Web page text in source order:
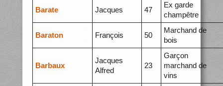
Barate Jacques 47
Ex garde
champêtre
Baraton François 50
Marchand de
bois
Barbaux
Jacques
Alfred
23
Garçon
marchand de
vins